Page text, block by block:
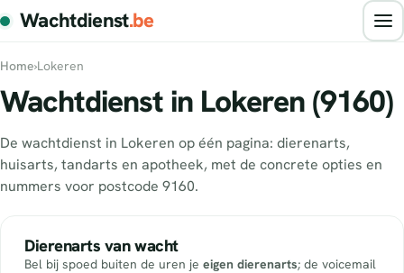
Wachtdienst.be
Home›Lokeren
Wachtdienst in Lokeren (9160)
De wachtdienst in Lokeren op één pagina: dierenarts,
huisarts, tandarts en apotheek, met de concrete opties en
nummers voor postcode 9160.
Dierenarts van wacht
Bel bij spoed buiten de uren je eigen dierenarts; de voicemail